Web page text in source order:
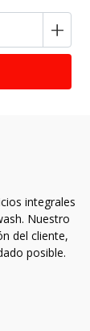
+
integrales
Nuestro
del cliente,
posible.